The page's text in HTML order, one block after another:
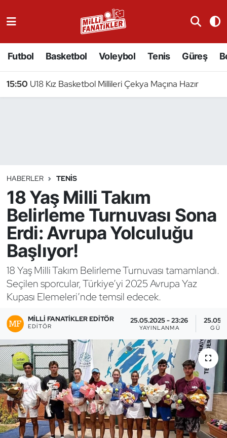
Futbol Basketbol Voleybol Tenis Güreş
15:50 U18 Kız Basketbol Millileri Çekya Maçına Hazır
HABERLER TENIS
18 Yaş Milli Takım
Belirleme Turnuvası Sona
Erdi: Avrupa Yolculuğu
Başlıyor!
18 Yaş Milli Takım Belirleme Turnuvası tamamlandı.
Seçilen sporcular, Türkiye’yi 2025 Avrupa Yaz
Kupası Elemeleri’nde temsil edecek.
MILLI FANATIKLER EDITÖR
EDITÖR
25.05.2025 - 23:26
YAYINLANMA
Badminton
Binicilik
Bisiklet
Bocce Bowling Dart
Boks
Briç
Buz Hokeyi
Buz Pateni
Çim Hokeyi
Cimnastik
Curling